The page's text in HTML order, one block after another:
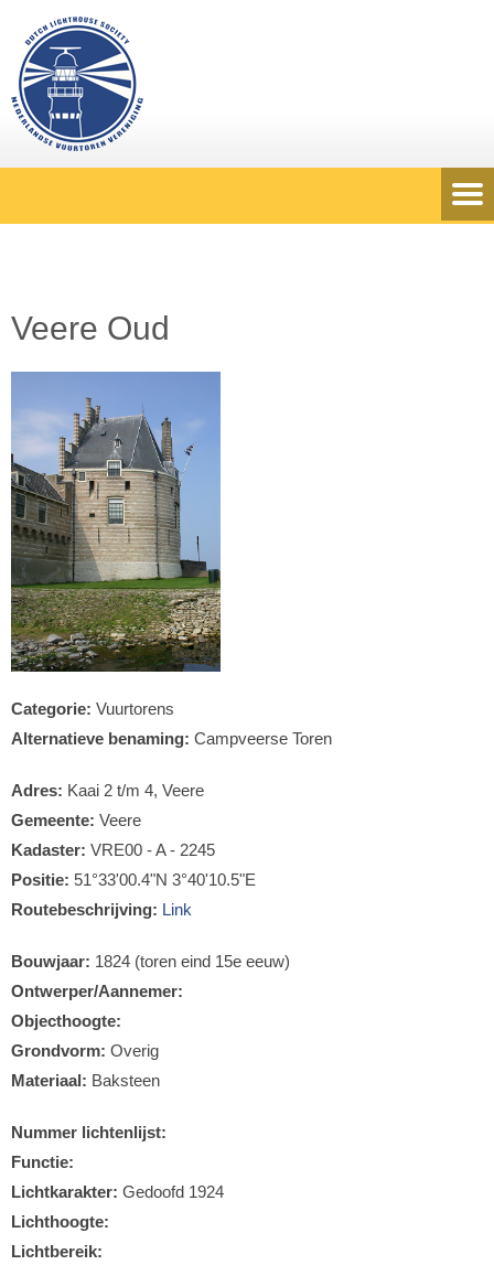
Veere Oud
Categorie: Vuurtorens
Alternatieve benaming: Campveerse Toren
Adres: Kaai 2 t/m 4, Veere
Gemeente: Veere
Kadaster: VRE00 - A - 2245
Positie: 51°33'00.4"N 3°40'10.5"E
Routebeschrijving: Link
Bouwjaar: 1824 (toren eind 15e eeuw)
Ontwerper/Aannemer:
Objecthoogte:
Grondvorm: Overig
Materiaal: Baksteen
Nummer lichtenlijst:
Functie:
Lichtkarakter: Gedoofd 1924
Lichthoogte:
Lichtbereik: